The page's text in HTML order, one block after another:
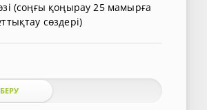
(соңғы қоңырау 25 мамырға
сөздері)